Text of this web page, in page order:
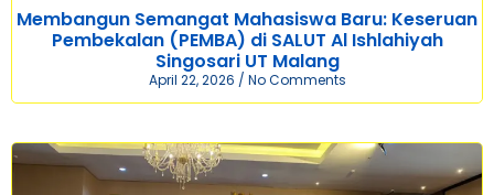
Membangun Semangat Mahasiswa Baru: Keseruan
Pembekalan (PEMBA) di SALUT Al Ishlahiyah
Singosari UT Malang
April 22, 2026 No Comments